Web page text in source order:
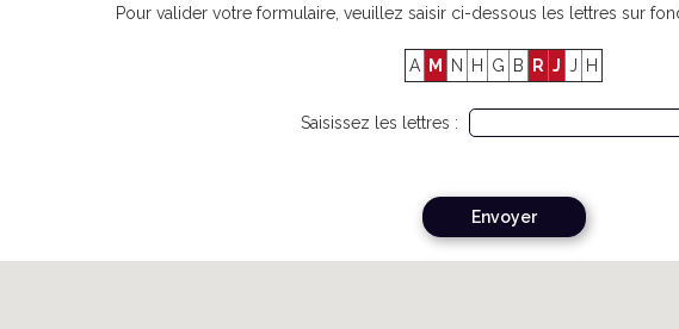
Pour valider votre formulaire, veuillez saisir ci-dessous les lettres sur
A M N H G B R J J H
Saisissez les lettres :